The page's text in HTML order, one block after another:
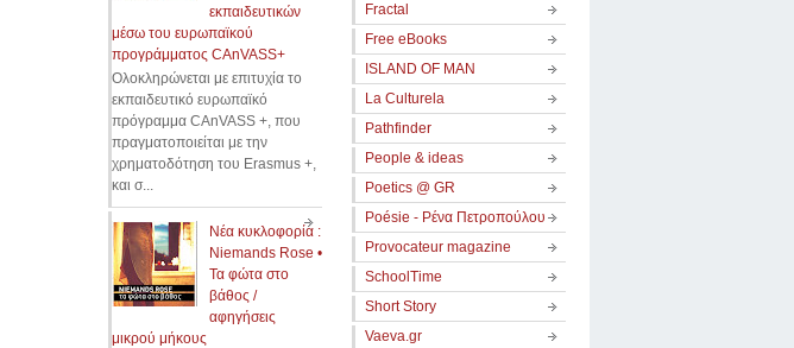
Fractal
Free eBooks
ISLAND OF MAN
La Culturela
Pathfinder
People & ideas
Poetics @ GR
Poésie - Ρένα Πετροπούλου
Provocateur magazine
SchoolTime
Short Story
Vaeva.gr
εκπαιδευτικών
μέσω του ευρωπαϊκού
προγράμματος CAnVASS+
Ολοκληρώνεται με επιτυχία το
εκπαιδευτικό ευρωπαϊκό
πρόγραμμα CAnVASS +, που
πραγματοποιείται με την
χρηματοδότηση του Erasmus +,
και σ...
Νέα κυκλοφορία :
Niemands Rose •
Τα φώτα στο
βάθος /
αφηγήσεις
μικρού μήκους